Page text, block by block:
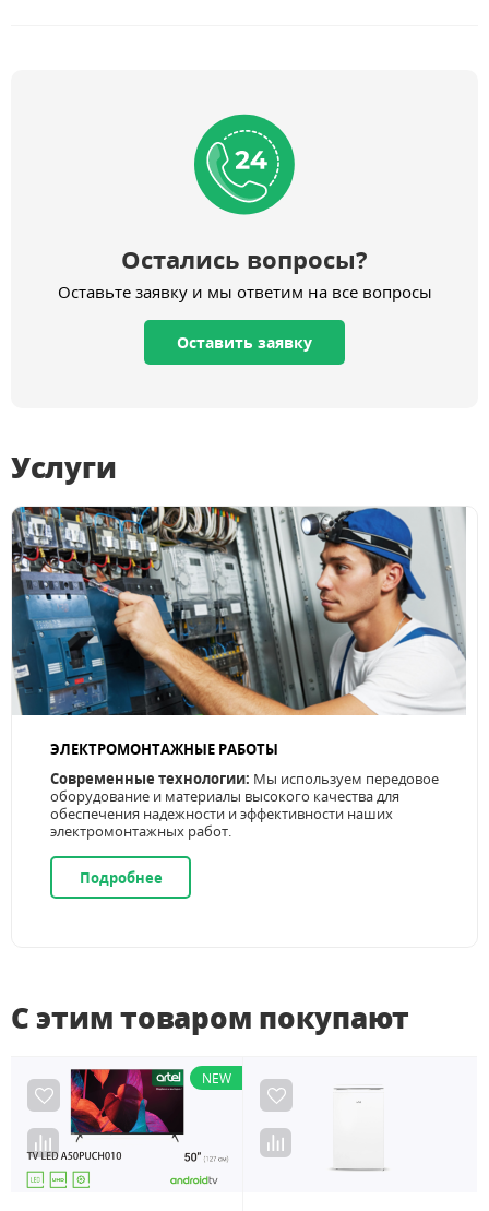
Остались вопросы?
Оставьте заявку и мы ответим на все вопросы
Оставить заявку
Услуги
ЭЛЕКТРОМОНТАЖНЫЕ РАБОТЫ
Современные технологии: Мы используем передовое
оборудование и материалы высокого качества для
обеспечения надежности и эффективности наших
электромонтажных работ.
Подробнее
С этим товаром покупают
NEW